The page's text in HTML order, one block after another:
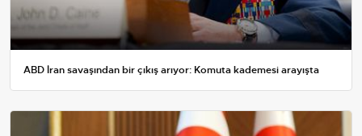
ABD İran savaşından bir çıkış arıyor: Komuta kademesi arayışta